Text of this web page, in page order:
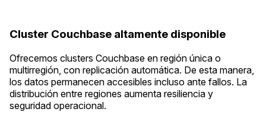
Cluster Couchbase altamente disponible
Ofrecemos clusters Couchbase en región única o
multirregión, con replicación automática. De esta manera,
los datos permanecen accesibles incluso ante fallos. La
distribución entre regiones aumenta resiliencia y
seguridad operacional.